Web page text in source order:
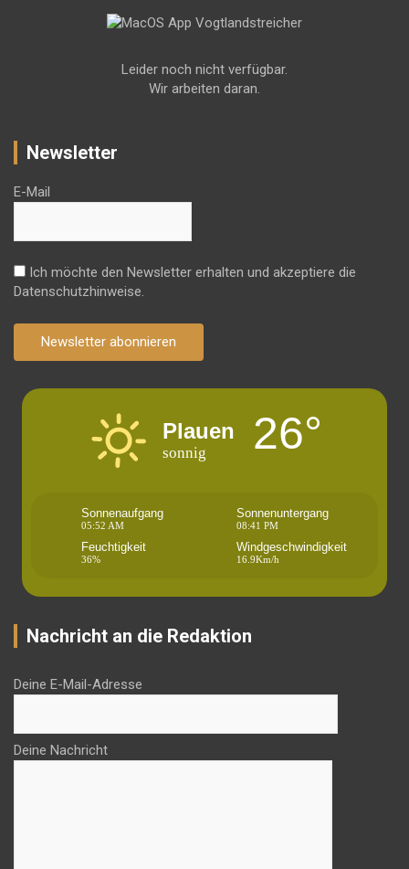
Leider noch nicht verfügbar.
Wir arbeiten daran.
Newsletter
E-Mail
Ich möchte den Newsletter erhalten und akzeptiere die
Datenschutzhinweise.
Newsletter abonnieren
Plauen
sonnig 26°
Sonnenaufgang
05:52 AM
Sonnenuntergang
08:41 PM
Feuchtigkeit
36%
Windgeschwindigkeit
16.9Km/h
Nachricht an die Redaktion
Deine E-Mail-Adresse
Deine Nachricht